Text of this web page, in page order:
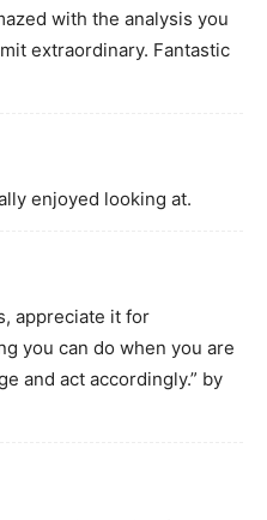
with the analysis you
extraordinary. Fantastic
enjoyed looking at.
appreciate it for
you can do when you are
and act accordingly.” by